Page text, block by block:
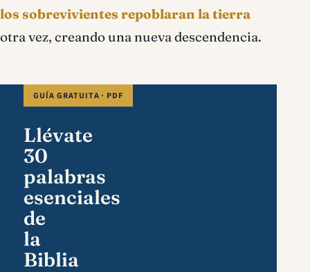
los sobrevivientes repoblaran la tierra
otra vez, creando una nueva descendencia.
GUÍA GRATUITA · PDF
Llévate
30
palabras
esenciales
de
la
Biblia